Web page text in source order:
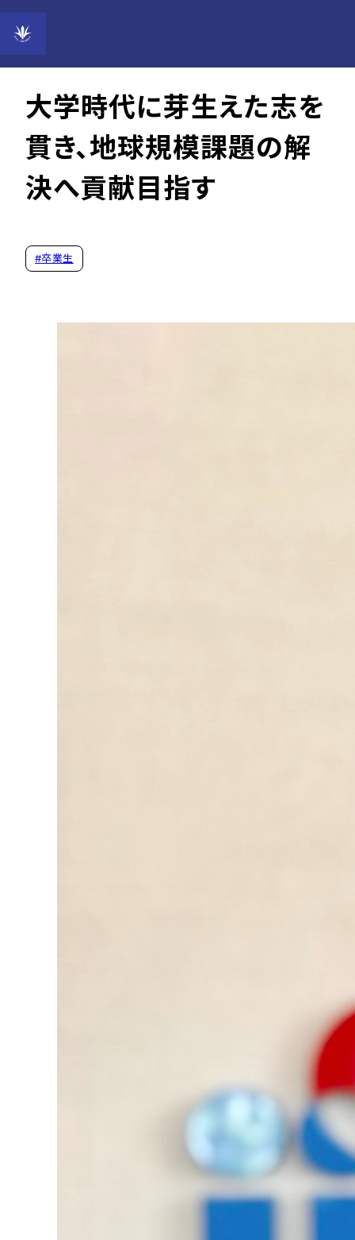
Vol.92
大学時代に芽生えた志を
貫き、地球規模課題の解
決へ貢献目指す
#卒業生